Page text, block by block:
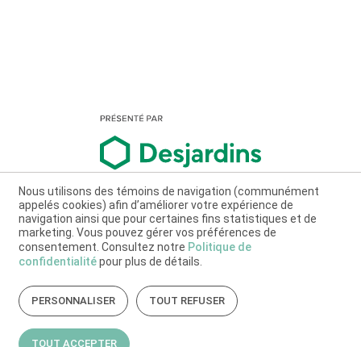
Nous utilisons des témoins de navigation (communément
appelés cookies) afin d’améliorer votre expérience de
navigation ainsi que pour certaines fins statistiques et de
marketing. Vous pouvez gérer vos préférences de
consentement. Consultez notre Politique de
confidentialitépour plus de détails.
PERSONNALISER TOUT REFUSER
TOUT ACCEPTER